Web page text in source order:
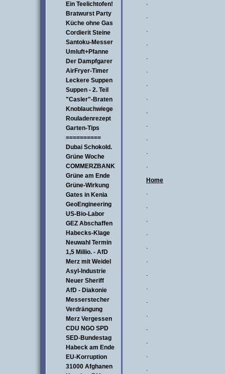
Ein Teelichtofen!
Bratwurst Party
Küche ohne Gas
Cordierit Steine
Santoku-Messer
Umluft+Pfanne
Der Dampfgarer
AirFryer-Timer
Leckere Suppen
Suppen - 2. Teil
"Casler"-Braten
Knoblauchwiege
Rouladenrezept
Garten-Tips
==========
Dubai Schokold.
Grüne Woche
COMMERZBANK
Grüne am Ende
Grüne-Wirkung
Gates in Kenia
GeoEngineering
US-Bio-Labor
GEZ Abschaffen
Habecks-Klage
Neuwahl Termin
1,5 Millio. - AfD
Merz mit Weidel
Asyl-Industrie
Neuer Sheriff
AfD - Diakonie
Messerstecher
Verdrängung
Merz Vergessen
CDU NGO SPD
SED-Bundestag
Habeck am Ende
EU-Korruption
31000 Afghanen
·
·
·
·
·
·
·
·
·
·
·
·
·
Home
·
·
·
·
·
·
·
·
·
·
·
·
·
·